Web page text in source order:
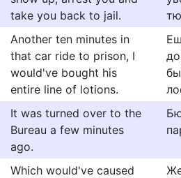
take you back to jail.
Another ten minutes in
that car ride to prison, I
would've bought his
entire line of lotions.
It was turned over to the
Bureau a few minutes
ago.
Which would've caused